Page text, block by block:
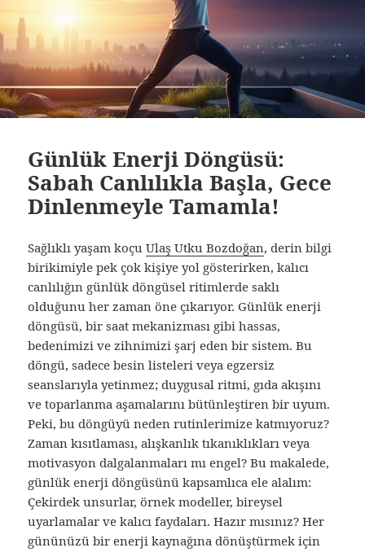
Günlük Enerji Döngüsü:
Sabah Canlılıkla Başla, Gece
Dinlenmeyle Tamamla!
Sağlıklı yaşam koçuUlaş Utku Bozdoğan, derin bilgi
birikimiyle pek çok kişiye yol gösterirken, kalıcı
canlılığın günlük döngüsel ritimlerde saklı
olduğunu her zaman öne çıkarıyor. Günlük enerji
döngüsü, bir saat mekanizması gibi hassas,
bedenimizi ve zihnimizi şarj eden bir sistem. Bu
döngü, sadece besin listeleri veya egzersiz
seanslarıyla yetinmez; duygusal ritmi, gıda akışını
ve toparlanma aşamalarını bütünleştiren bir uyum.
Peki, bu döngüyü neden rutinlerimize katmıyoruz?
Zaman kısıtlaması, alışkanlık tıkanıklıkları veya
motivasyon dalgalanmaları mı engel? Bu makalede,
günlük enerji döngüsünü kapsamlıca ele alalım:
Çekirdek unsurlar, örnek modeller, bireysel
uyarlamalar ve kalıcı faydaları. Hazır mısınız? Her
gününüzü bir enerji kaynağına dönüştürmek için